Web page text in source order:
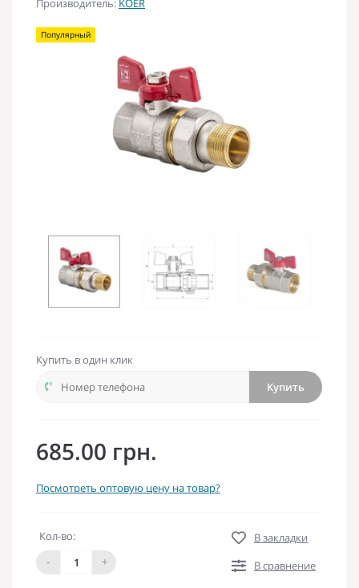
Производитель: KOER
Популярный
Купить в один клик
Купить
685.00 грн.
Посмотреть оптовую цену на товар?
Кол-во:
-
+
В закладки
В сравнение